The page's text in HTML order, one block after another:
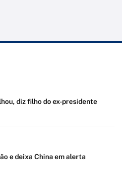
diz filho do ex-presidente
e deixa China em alerta